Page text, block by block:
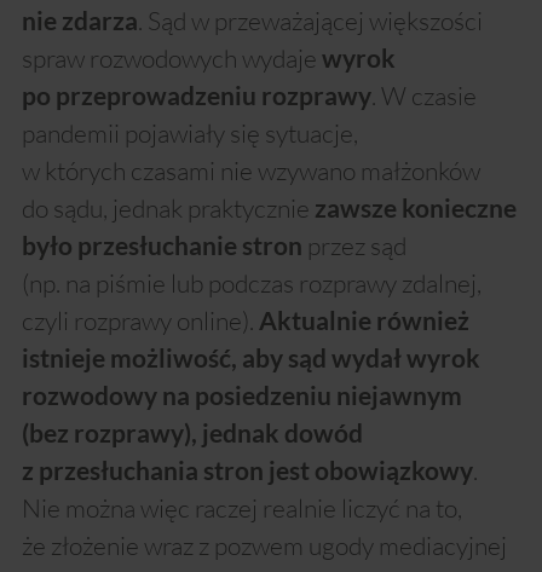
nie zdarza. Sąd w przeważającej większości
spraw rozwodowych wydaje wyrok
po przeprowadzeniu rozprawy. W czasie
pandemii pojawiały się sytuacje,
w których czasami nie wzywano małżonków
do sądu, jednak praktycznie zawsze konieczne
było przesłuchanie stron przez sąd
(np. na piśmie lub podczas rozprawy zdalnej,
czyli rozprawy online). Aktualnie również
istnieje możliwość, aby sąd wydał wyrok
rozwodowy na posiedzeniu niejawnym
(bez rozprawy), jednak dowód
z przesłuchania stron jest obowiązkowy.
Nie można więc raczej realnie liczyć na to,
że złożenie wraz z pozwem ugody mediacyjnej